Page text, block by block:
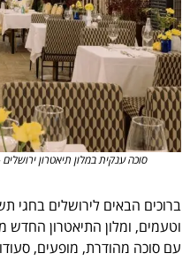
סוכה ענקית במלון תיאטרון
ברוכים הבאים לירושלים בחגי
וטעמים, ומלון התיאטרון החדש
עם סוכה מהודרת, מופעים,